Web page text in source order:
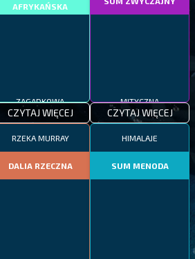
AFRYKAŃSKA
ZAGADKOWA
CZYTAJ WIĘCEJ
MITYCZNA
CZYTAJ WIĘCEJ
RZEKA MURRAY
DALIA RZECZNA
HIMALAJE
SUM MENODA